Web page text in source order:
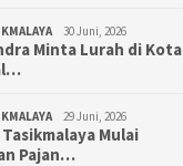
30 Juni, 2026
Minta Lurah di Kota
29 Juni, 2026
Mulai
Pajan…